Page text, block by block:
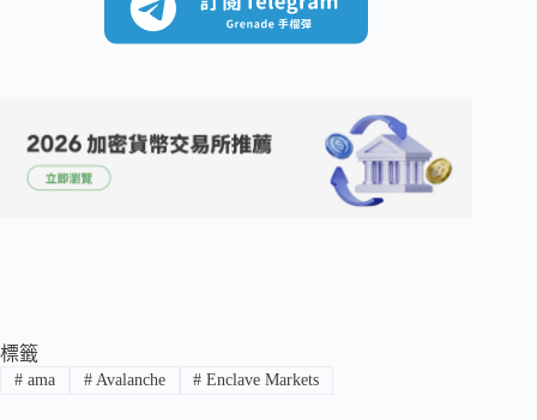
標籤
#ama #Avalanche # Enclave Markets